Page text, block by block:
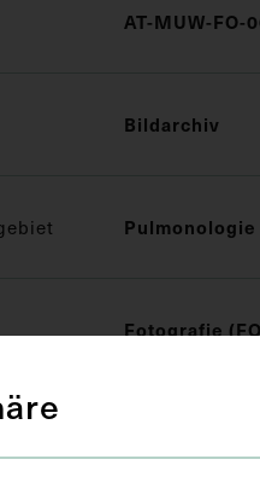
AT-MUW-FO-
Bildarchiv
Pulmonologie
Fotografie